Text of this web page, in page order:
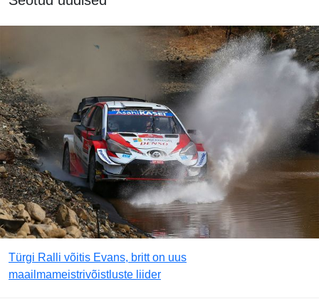
Türgi Ralli võitis Evans, britt on uus
maailmameistrivõistluste liider